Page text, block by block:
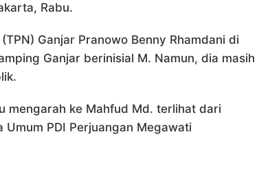
Rabu.
Ganjar Pranowo Benny Rhamdani di
Ganjar berinisial M. Namun, dia masih
mengarah ke Mahfud Md. terlihat dari
PDI Perjuangan Megawati